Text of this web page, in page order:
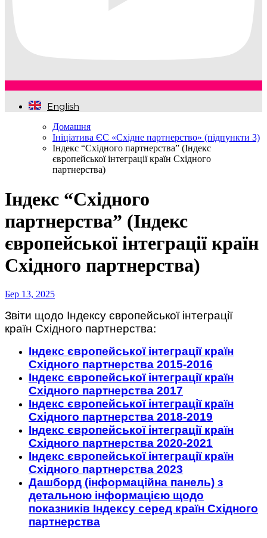
English
Домашня
Ініціатива ЄС «Східне партнерство» (підпункти 3)
Індекс “Східного партнерства” (Індекс
європейської інтеграції країн Східного
партнерства)
Індекс “Східного
партнерства” (Індекс
європейської інтеграції країн
Східного партнерства)
Бер 13, 2025
Звіти щодо Індексу європейської інтеграції
країн Східного партнерства:
Індекс європейської інтеграції країн
Східного партнерства 2015-2016
Індекс європейської інтеграції країн
Східного партнерства 2017
Індекс європейської інтеграції країн
Східного партнерства 2018-2019
Індекс європейської інтеграції країн
Східного партнерства 2020-2021
Індекс європейської інтеграції країн
Східного партнерства 2023
Дашборд (інформаційна панель) з
детальною інформацією щодо
показників Індексу серед країн Східного
партнерства